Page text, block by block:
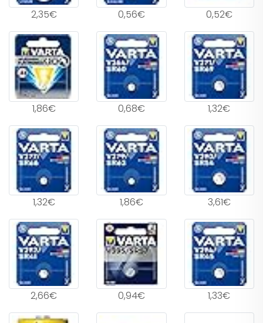
2,35€ 0,56€ 0,52€
1,86€ 0,68€ 1,32€
1,32€ 1,86€ 3,61€
2,66€ 0,94€ 1,33€